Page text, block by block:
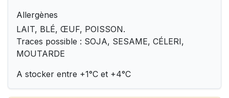
Allergènes
LAIT, BLÉ, ŒUF, POISSON.
Traces possible : SOJA, SESAME, CÉLERI,
MOUTARDE
A stocker entre +1°C et +4°C